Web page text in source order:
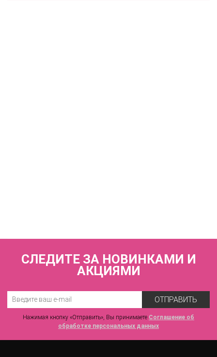
СЛЕДИТЕ ЗА НОВИНКАМИ И
АКЦИЯМИ
ОТПРАВИТЬ
Нажимая кнопку «Отправить», Вы принимаете Соглашение об
обработке персональных данных